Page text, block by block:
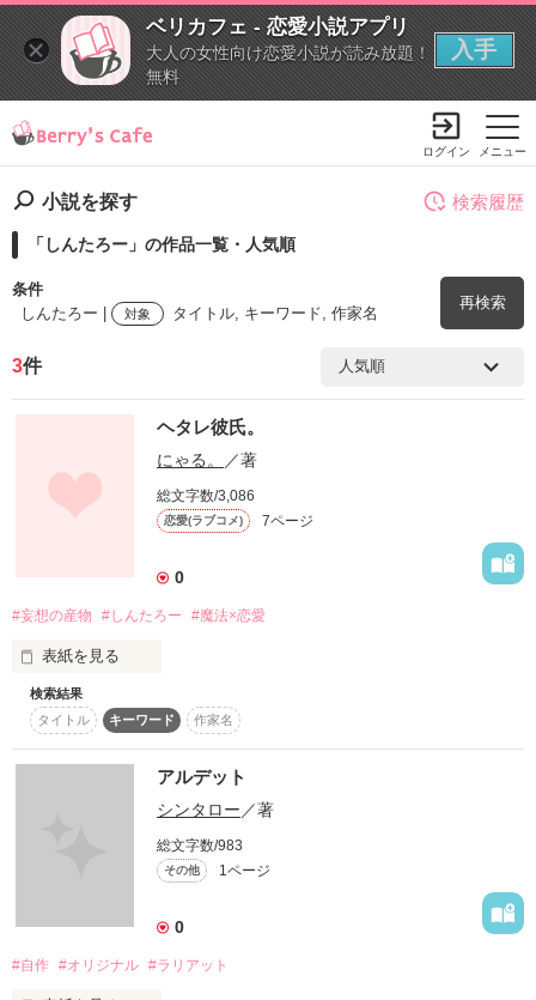
ベリカフェ - 恋愛小説アプリ
大人の女性向け恋愛小説が読み放題！
無料
入手
メニュー
ログイン
小説を探す
「しんたろー」の作品一覧・人気順
条件
しんたろー |
対象 タイトル, キーワード, 作家名
再検索
検索ワード
全て 完結
検索履歴
3件
ヘタレ彼氏。
にゃる。 ／著
総文字数/3,086
恋愛(ラブコメ) 7ページ
0
#妄想の産物 #しんたろー #魔法×恋愛
表紙を見る
「ねぇしんたろーしんたろー！」
「うるさい」
魔法が存在するこの世界でクールだけどヘタレな彼氏、しんた
ろーとごく平凡な魔力を持つ平凡な凜が巻き起こすファンタジ
平凡系女子×クールなヘタレ系男子の恋が今始まる…！
検索結果
タイトル
キーワード 作家名
アルデット
シンタロー ／著
総文字数/983
その他 1ページ
0
#自作 #オリジナル #ラリアット